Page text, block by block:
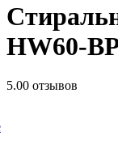
HW60-
5.00 отзывов